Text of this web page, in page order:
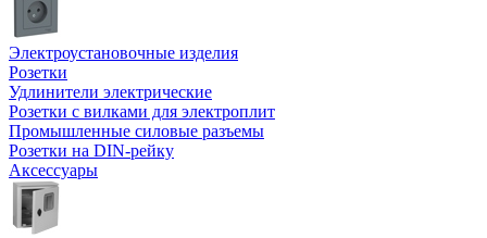
Электроустановочные изделия
Розетки
Удлинители электрические
Розетки с вилками для электроплит
Промышленные силовые разъемы
Розетки на DIN-рейку
Аксессуары